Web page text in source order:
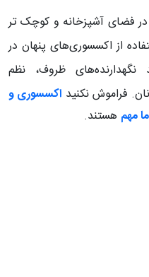
فضای آشپزخانه و کوچک تر
از اکسسوری‌های پنهان در
ظروف، نظم
فراموش نکنید اکسسوری و
مهم هستند.